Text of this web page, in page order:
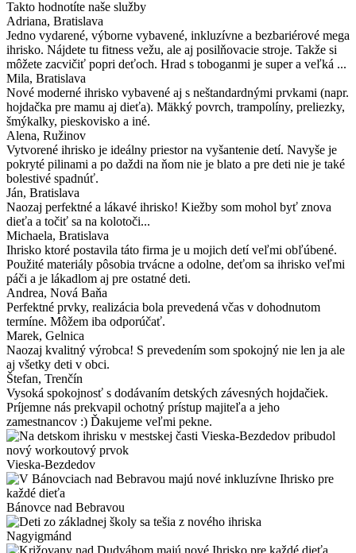
Takto hodnotíte naše služby
Adriana, Bratislava
Jedno vydarené, výborne vybavené, inkluzívne a bezbariérové mega
ihrisko. Nájdete tu fitness vežu, ale aj posilňovacie stroje. Takže si
môžete zacvičiť popri deťoch. Hrad s toboganmi je super a veľká ...
Mila, Bratislava
Nové moderné ihrisko vybavené aj s neštandardnými prvkami (napr.
hojdačka pre mamu aj dieťa). Mäkký povrch, trampolíny, preliezky,
šmýkalky, pieskovisko a iné.
Alena, Ružinov
Vytvorené ihrisko je ideálny priestor na vyšantenie detí. Navyše je
pokryté pilinami a po daždi na ňom nie je blato a pre deti nie je také
bolestivé spadnúť.
Ján, Bratislava
Naozaj perfektné a lákavé ihrisko! Kiežby som mohol byť znova
dieťa a točiť sa na kolotoči...
Michaela, Bratislava
Ihrisko ktoré postavila táto firma je u mojich detí veľmi obľúbené.
Použité materiály pôsobia trvácne a odolne, deťom sa ihrisko veľmi
páči a je lákadlom aj pre ostatné deti.
Andrea, Nová Baňa
Perfektné prvky, realizácia bola prevedená včas v dohodnutom
termíne. Môžem iba odporúčať.
Marek, Gelnica
Naozaj kvalitný výrobca! S prevedením som spokojný nie len ja ale
aj všetky deti v obci.
Štefan, Trenčín
Vysoká spokojnosť s dodávaním detských závesných hojdačiek.
Príjemne nás prekvapil ochotný prístup majiteľa a jeho
zamestnancov :) Ďakujeme veľmi pekne.
Vieska-Bezdedov
Bánovce nad Bebravou
Nagyigmánd